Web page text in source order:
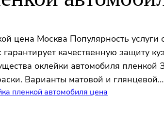
цена Москва Популярность
гарантирует качественную защиту
оклейки автомобиля
Варианты матовой и глянцевой…
пленкой автомобиля цена